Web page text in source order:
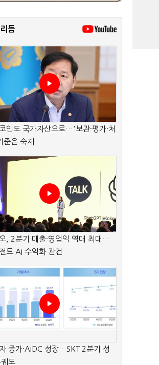
듬
인도 국가자산으로…'보관·평가·처
준은 숙제
, 2분기 매출·영업익 역대 최대…
트 AI 수익화 관건
증가·AIDC 성장…SKT 2분기 성
도